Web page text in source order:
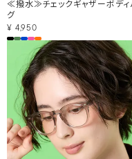
≪撥水≫チェックギャザーボディ
グ
¥ 4,950